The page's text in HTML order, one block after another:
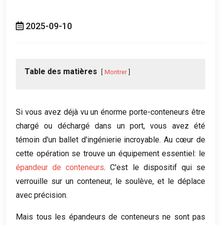
2025-09-10
Table des matières Montrer
Si vous avez déjà vu un énorme porte-conteneurs être
chargé ou déchargé dans un port, vous avez été
témoin d'un ballet d'ingénierie incroyable. Au cœur de
cette opération se trouve un équipement essentiel: le
épandeur de conteneurs. C'est le dispositif qui se
verrouille sur un conteneur, le soulève, et le déplace
avec précision.
Mais tous les épandeurs de conteneurs ne sont pas